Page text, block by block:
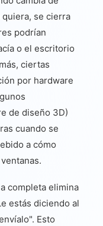
quiera, se cierra
podrían
o el escritorio
ciertas
por hardware
de diseño 3D)
cuando se
a cómo
completa elimina
estás diciendo al
Esto